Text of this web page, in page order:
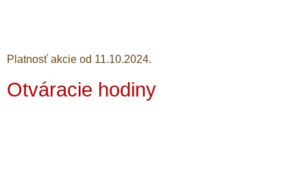
Platnosť akcie od 11.10.2024.
Otváracie hodiny